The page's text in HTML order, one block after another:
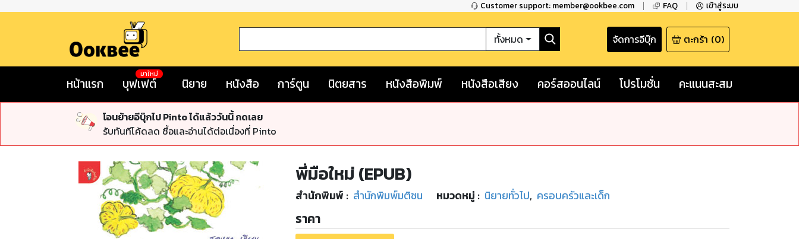
Customer support: member@ookbee.com FAQ เข้าสู่ระบบ
ทั้งหมด จัดการอีบุ๊ก ตะกร้า (0)
หน้าแรก บุฟเฟต์
มาใหม่
นิยาย หนังสือ การ์ตูน นิตยสาร หนังสือพิมพ์ หนังสือเสียง คอร์สออนไลน์ โปรโมชั่น คะแนนสะสม
โอนย้ายอีบุ๊กไป Pinto ได้แล้ววันนี้ กดเลย
รับทันทีโค้ดลด ซื้อและอ่านได้ต่อเนื่องที่ Pinto
พี่มือใหม่ (EPUB)
สำนักพิมพ์ : สำนักพิมพ์มติชน หมวดหมู่ : นิยายทั่วไป, ครอบครัวและเด็ก
ราคา